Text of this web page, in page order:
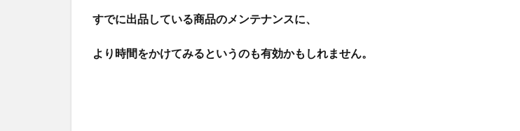
すでに出品している商品のメンテナンスに、
より時間をかけてみるというのも有効かもしれません。